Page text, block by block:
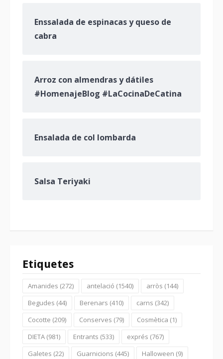
Enssalada de espinacas y queso de
cabra
Arroz con almendras y dátiles
#HomenajeBlog #LaCocinaDeCatina
Ensalada de col lombarda
Salsa Teriyaki
Etiquetes
Amanides (272) antelació (1540) arròs (144)
Begudes (44) Berenars (410) carns (342)
Cocotte (209) Conserves (79) Cosmètica (1)
DIETA (981) Entrants (533) exprés (767)
Galetes (22) Guarnicions (445) Halloween (9)